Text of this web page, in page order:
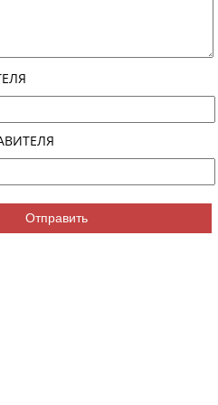
за...
СТАДИОН
России по синхронному
соло - Варвара Субботина
дуэте - Александр
, Олеся Платонова", -
с технической программой
СТАДИОН)
Отправить